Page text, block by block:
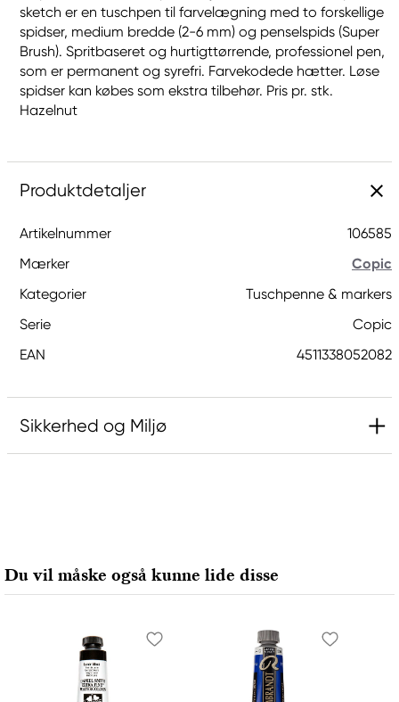
sketch er en tuschpen til farvelægning med to forskellige
spidser, medium bredde (2-6 mm) og penselspids (Super
Brush). Spritbaseret og hurtigttørrende, professionel pen,
som er permanent og syrefri. Farvekodede hætter. Løse
spidser kan købes som ekstra tilbehør. Pris pr. stk.
Hazelnut
Produktdetaljer
Artikelnummer
106585
Mærker
Copic
Kategorier
Tuschpenne & markers
Serie
Copic
EAN
4511338052082
Sikkerhed og Miljø
65205 Wiesbaden, Germany
export@holtz-gmbh.de
Producent
Du vil måske også kunne lide disse